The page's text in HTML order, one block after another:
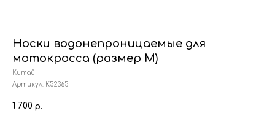
Носки водонепроницаемые для
мотокросса (размер М)
Китай
Артикул: К52365
1 700 р.